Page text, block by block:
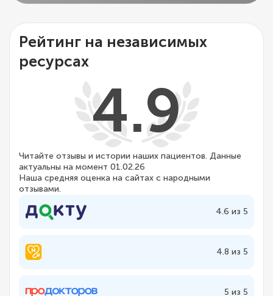
Рейтинг на независимых
ресурсах
4.9
Читайте отзывы и истории наших пациентов. Данные
актуальны на момент 01.02.26
Наша средняя оценка на сайтах с народными
отзывами.
4.6 из 5
4.8 из 5
5 из 5